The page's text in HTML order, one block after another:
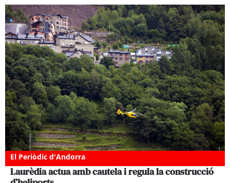
El Periòdic d'Andorra
Laurèdia actua amb cautela i regula la construcció